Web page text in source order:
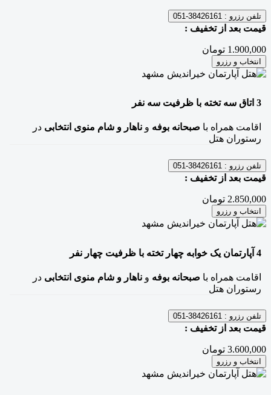
تلفن رزرو : 38426161-051
قیمت بعد از تخفیف :
1.900,000 تومان
انتخاب و رزرو
3 اتاق سه تخته با ظرفیت سه نفر
اقامت همراه با صبحانه بوفه و ناهار و شام منوی انتخابی در
رستوران هتل
تلفن رزرو : 38426161-051
قیمت بعد از تخفیف :
2.850,000 تومان
انتخاب و رزرو
4 آپارتمان یک خوابه چهار تخته با ظرفیت چهار نفر
اقامت همراه با صبحانه بوفه و ناهار و شام منوی انتخابی در
رستوران هتل
تلفن رزرو : 38426161-051
قیمت بعد از تخفیف :
3.600,000 تومان
انتخاب و رزرو